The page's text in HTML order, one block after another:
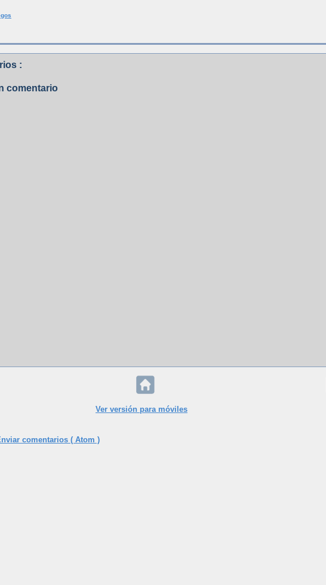
:
comentario
Ver versión para móviles
comentarios ( Atom )